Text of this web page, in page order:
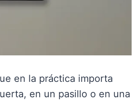
en la práctica importa
en un pasillo o en una